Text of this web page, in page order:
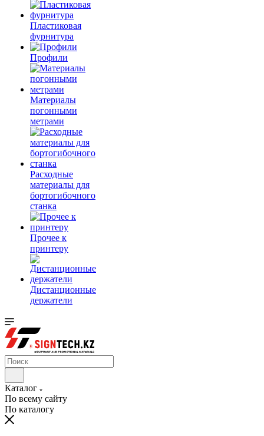
Пластиковая
фурнитура
Профили
Материалы
погонными
метрами
Расходные
материалы для
бортогибочного
станка
Прочее к
принтеру
Дистанционные
держатели
Каталог
По всему сайту
По каталогу